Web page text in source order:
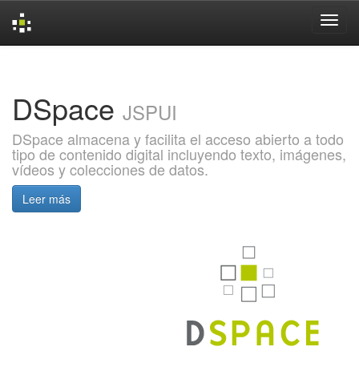
DSpace JSPUI
DSpace almacena y facilita el acceso abierto a todo
tipo de contenido digital incluyendo texto, imágenes,
vídeos y colecciones de datos.
Leer más